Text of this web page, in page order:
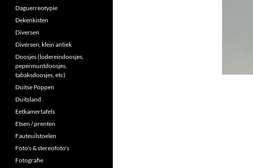
Daguerreotypie
Dekenkisten
Diversen
Diversen, klein antiek
Doosjes (lodereindoosjes,
pepermuntdoosjes,
tabaksdoosjes, etc)
Duitse Poppen
Duitsland
Eetkamertafels
Etsen / prenten
Fauteuilstoelen
Foto's & stereofoto's
Fotografie